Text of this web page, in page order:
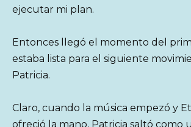
ejecutar mi plan.
Entonces llegó el momento del
estaba lista para el siguiente
Patricia.
Claro, cuando la música empezó y
ofreció la mano, Patricia saltó como